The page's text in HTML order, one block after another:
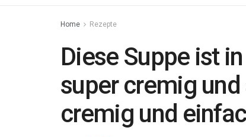
Home Rezepte
Diese Suppe ist
super cremig
cremig und